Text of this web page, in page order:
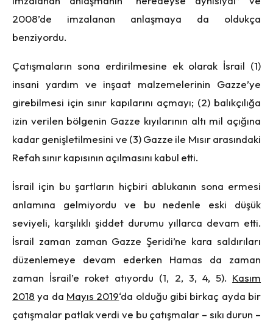
2008’de imzalanan anlaşmaya da oldukça
benziyordu.
Çatışmaların sona erdirilmesine ek olarak İsrail (1)
insani yardım ve inşaat malzemelerinin Gazze’ye
girebilmesi için sınır kapılarını açmayı; (2) balıkçılığa
izin verilen bölgenin Gazze kıyılarının altı mil açığına
kadar genişletilmesini ve (3) Gazze ile Mısır arasındaki
Refah sınır kapısının açılmasını kabul etti.
İsrail için bu şartların hiçbiri ablukanın sona ermesi
anlamına gelmiyordu ve bu nedenle eski düşük
seviyeli, karşılıklı şiddet durumu yıllarca devam etti.
İsrail zaman zaman Gazze Şeridi’ne kara saldırıları
düzenlemeye devam ederken Hamas da zaman
zaman İsrail’e roket atıyordu (1, 2, 3, 4, 5). Kasım
2018 ya da Mayıs 2019‘da olduğu gibi birkaç ayda bir
çatışmalar patlak verdi ve bu çatışmalar – sıkı durun –